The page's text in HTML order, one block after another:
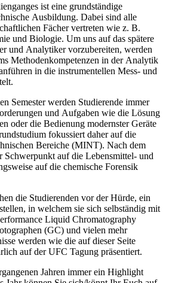
ist eine grundständige
Ausbildung. Dabei sind alle
Fächer vertreten wie z. B.
und Biologie. Um uns auf das spätere
und Analytiker vorzubereiten, werden
Methodenkompetenzen in der Analytik
in die instrumentellen Mess- und
Semester werden Studierende immer
und Aufgaben wie die Lösung
oder die Bedienung modernster Geräte
fokussiert daher auf die
Bereiche (MINT). Nach dem
Schwerpunkt auf die Lebensmittel- und
auf die chemische Forensik
die Studierenden vor der Hürde, ein
in welchem sie sich selbständig mit
Liquid Chromatography
(GC) und vielen mehr
werden wie die auf dieser Seite
auf der UFC Tagung präsentiert.
Jahren immer ein Highlight